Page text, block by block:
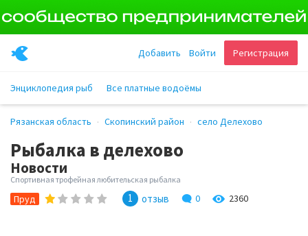
Регистрация
Войти
Добавить
Энциклопедия рыб Все платные водоёмы
Рязанская область Скопинский район село Делехово
Рыбалка в делехово
Новости
Спортивная трофейная любительская рыбалка
Пруд 1 отзыв 0 2360